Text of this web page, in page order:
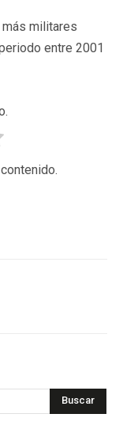
militares
entre 2001
Buscar